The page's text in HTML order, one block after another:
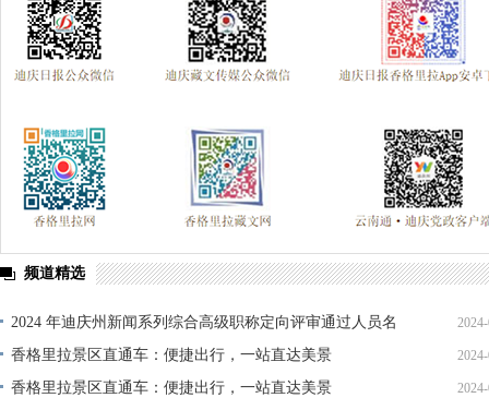
频道精选
2024 年迪庆州新闻系列综合高级职称定向评审通过人员名
单公示
香格里拉景区直通车：便捷出行，一站直达美景
香格里拉景区直通车：便捷出行，一站直达美景